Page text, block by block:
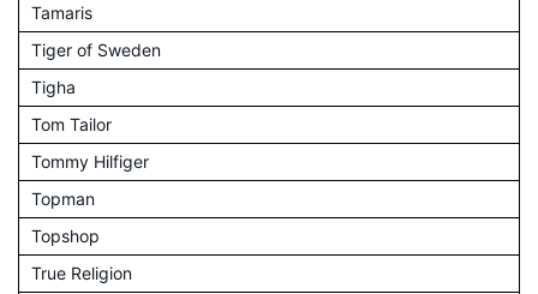
Tamaris
Tiger of Sweden
Tigha
Tom Tailor
Tommy Hilfiger
Topman
Topshop
True Religion